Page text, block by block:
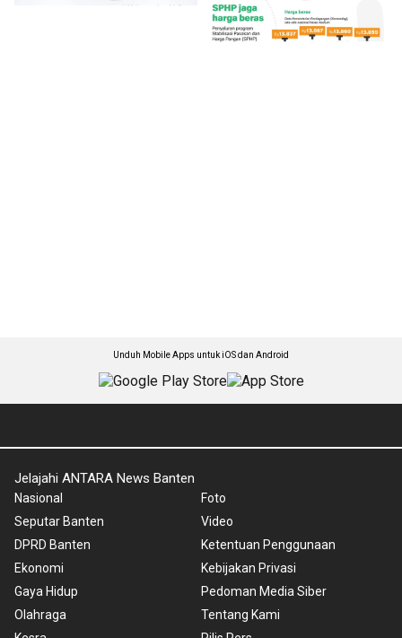
Unduh Mobile Apps untuk iOS dan Android
Jelajahi ANTARA News Banten
Nasional
Seputar Banten
DPRD Banten
Ekonomi
Gaya Hidup
Olahraga
Foto
Video
Ketentuan Penggunaan
Kebijakan Privasi
Pedoman Media Siber
Tentang Kami